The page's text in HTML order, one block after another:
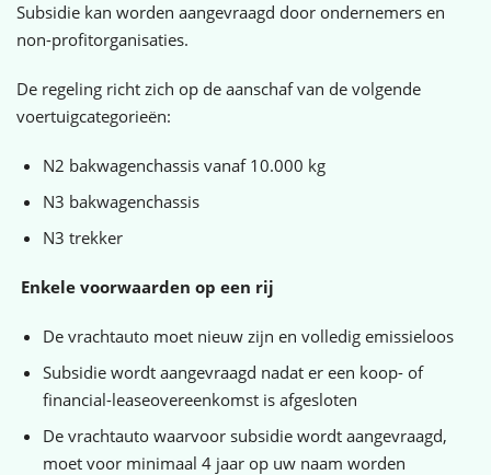
Subsidie kan worden aangevraagd door ondernemers en
non-profitorganisaties.
De regeling richt zich op de aanschaf van de volgende
voertuigcategorieën:
N2 bakwagenchassis vanaf 10.000 kg
N3 bakwagenchassis
N3 trekker
Enkele voorwaarden op een rij
De vrachtauto moet nieuw zijn en volledig emissieloos
Subsidie wordt aangevraagd nadat er een koop- of
financial-leaseovereenkomst is afgesloten
De vrachtauto waarvoor subsidie wordt aangevraagd,
moet voor minimaal 4 jaar op uw naam worden